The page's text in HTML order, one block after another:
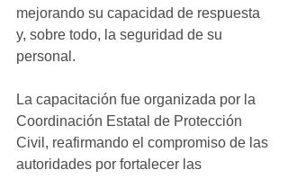
mejorando su capacidad de respuesta
y, sobre todo, la seguridad de su
personal.
La capacitación fue organizada por la
Coordinación Estatal de Protección
Civil, reafirmando el compromiso de las
autoridades por fortalecer las